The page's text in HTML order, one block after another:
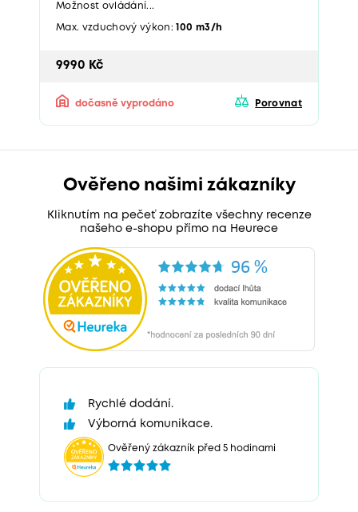
Možnost ovládání...
Max. vzduchový výkon:100 m3/h
9990 Kč
dočasně vyprodáno Porovnat
Ověřeno našimi zákazníky
Kliknutím na pečeť zobrazíte všechny recenze
našeho e-shopu přímo na Heurece
Rychlé dodání.
Výborná komunikace.
Ověřený zákazník před 5 hodinami